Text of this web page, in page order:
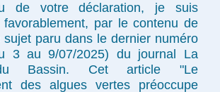
de votre déclaration, je suis
par le contenu de
sujet paru dans le dernier numéro
3 au 9/07/2025) du journal La
Bassin. Cet article "Le
des algues vertes préoccupe